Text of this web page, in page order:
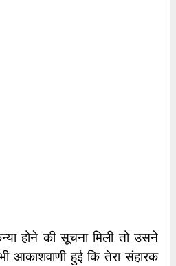
होने की सूचना मिली तो उसने
आकाशवाणी हुई कि तेरा संहारक